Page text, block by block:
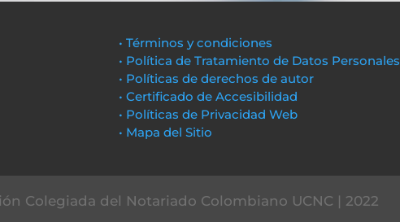
• Términos y condiciones
• Política de Tratamiento de Datos Personales
• Políticas de derechos de autor
• Certificado de Accesibilidad
• Políticas de Privacidad Web
• Mapa del Sitio
Colegiada del Notariado Colombiano UCNC | 2022